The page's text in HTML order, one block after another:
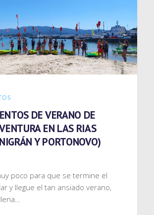
DE VERANO DE
EN LAS RIAS
Y PORTONOVO)
poco para que se termine el
y llegue el tan ansiado verano,